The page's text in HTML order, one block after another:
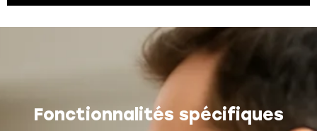
Fonctionnalités spécifiques